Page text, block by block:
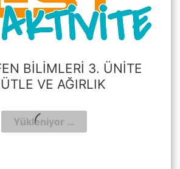
BILIMLERI 3. ÜNITE
VE AĞIRLIK